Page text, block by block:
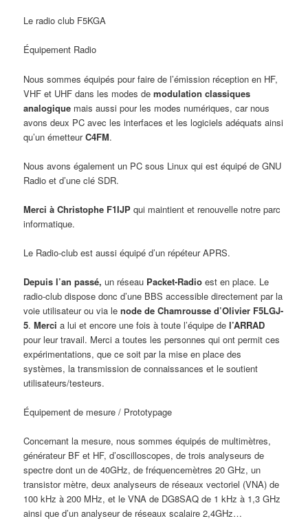
Le radio club F5KGA
Équipement Radio
Nous sommes équipés pour faire de l’émission réception en HF,
VHF et UHF dans les modes demodulation classiques
analogique mais aussi pour les modes numériques, car nous
avons deux PC avec les interfaces et les logiciels adéquats ainsi
qu’un émetteurC4FM.
Nous avons également un PC sous Linux qui est équipé de GNU
Radio et d’une clé SDR.
Merci à Christophe F1IJP qui maintient et renouvelle notre parc
informatique.
Le Radio-club est aussi équipé d’un répéteur APRS.
Depuis l’an passé,un réseau Packet-Radio est en place. Le
radio-club dispose donc d’une BBS accessible directement par la
voie utilisateur ou via lenode de Chamrousse d’Olivier F5LGJ-
5.Merci a lui et encore une fois à toute l’équipe del’ARRAD
pour leur travail. Merci a toutes les personnes qui ont permit ces
expérimentations, que ce soit par la mise en place des
systèmes, la transmission de connaissances et le soutient
utilisateurs/testeurs.
Équipement de mesure / Prototypage
Concernant la mesure, nous sommes équipés de multimètres,
générateur BF et HF, d’oscilloscopes, de trois analyseurs de
spectre dont un de 40GHz, de fréquencemètres 20 GHz, un
transistor mètre, deux analyseurs de réseaux vectoriel (VNA) de
100 kHz à 200 MHz, et le VNA de DG8SAQ de 1 kHz à 1,3 GHz
ainsi que d’un analyseur de réseaux scalaire 2,4GHz…